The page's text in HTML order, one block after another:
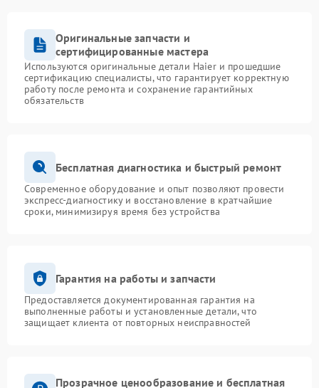
Оригинальные запчасти и
сертифицированные мастера
Используются оригинальные детали Haier и прошедшие
сертификацию специалисты, что гарантирует корректную
работу после ремонта и сохранение гарантийных
обязательств
Бесплатная диагностика и быстрый ремонт
Современное оборудование и опыт позволяют провести
экспресс-диагностику и восстановление в кратчайшие
сроки, минимизируя время без устройства
Гарантия на работы и запчасти
Предоставляется документированная гарантия на
выполненные работы и установленные детали, что
защищает клиента от повторных неисправностей
Прозрачное ценообразование и бесплатная